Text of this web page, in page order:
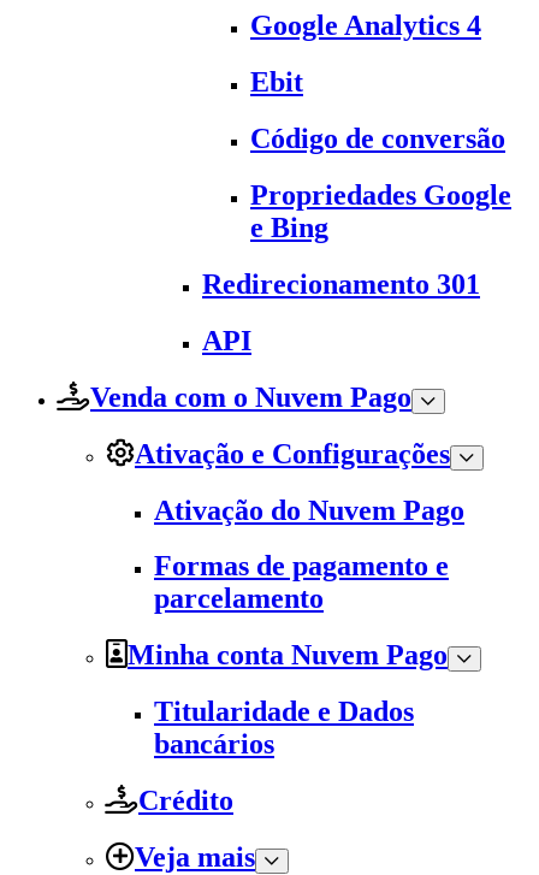
Google Analytics 4
Ebit
Código de conversão
Propriedades Google
e Bing
Redirecionamento 301
API
Venda com o Nuvem Pago
Ativação e Configurações
Ativação do Nuvem Pago
Formas de pagamento e
parcelamento
Minha conta Nuvem Pago
Titularidade e Dados
bancários
Crédito
Veja mais